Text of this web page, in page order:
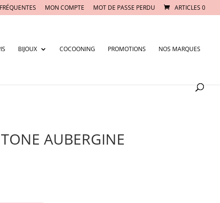
MON COMPTE MOT DE PASSE PERDU ARTICLES 0
BIJOUX COCOONING PROMOTIONS NOS MARQUES
AUBERGINE